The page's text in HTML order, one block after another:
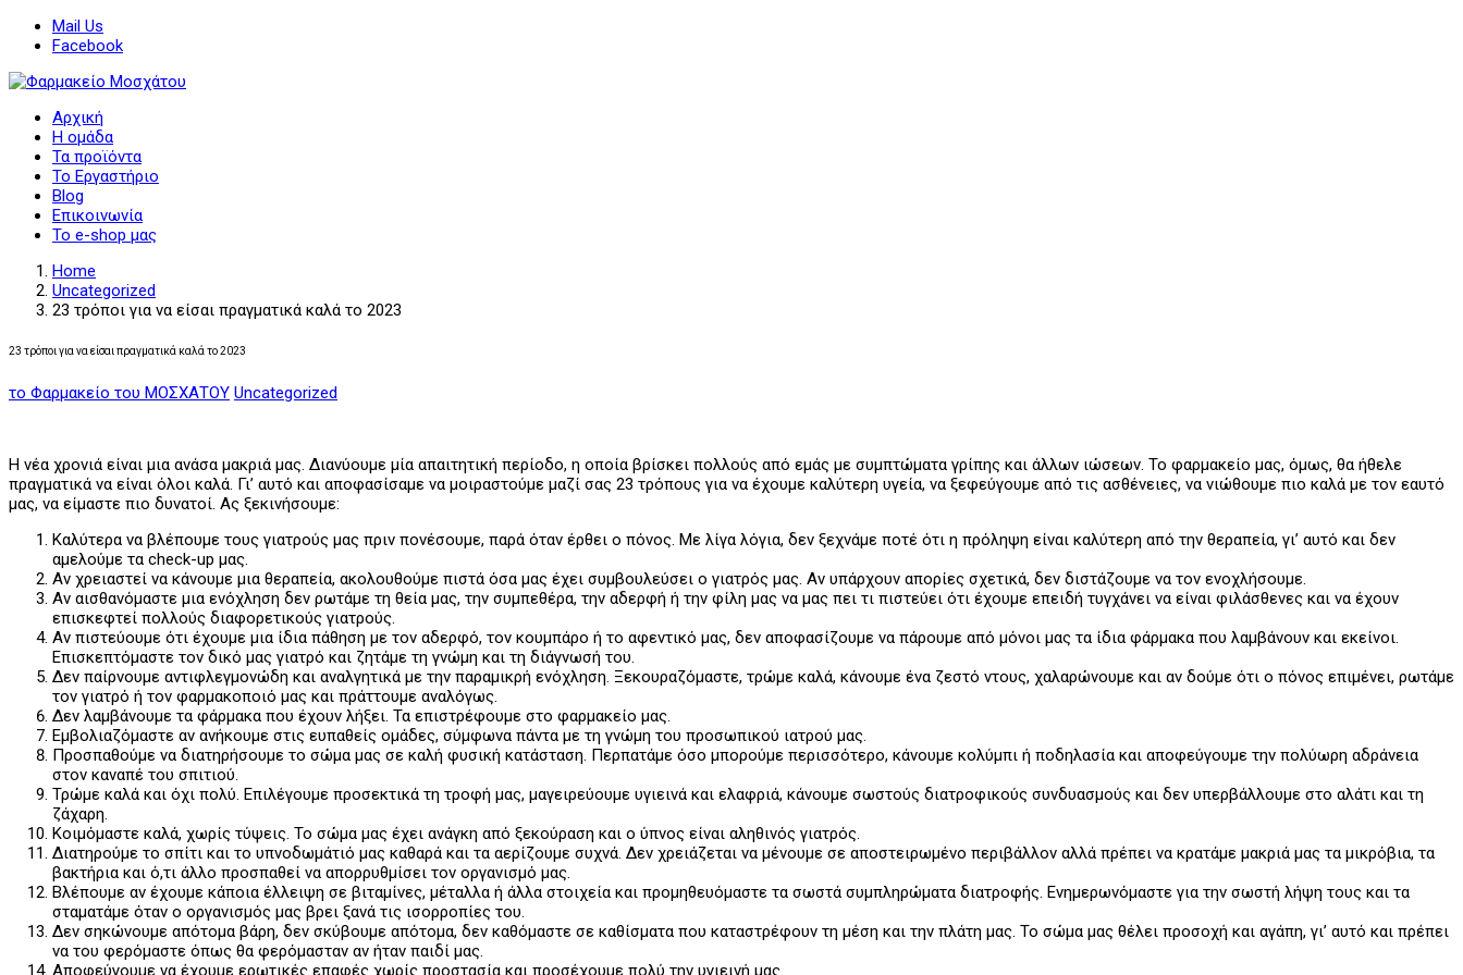
Mail Us
Facebook
Αρχική
Η ομάδα
Τα προϊόντα
Το Εργαστήριο
Blog
Επικοινωνία
Το e-shop μας
Home
Uncategorized
23 τρόποι για να είσαι πραγματικά καλά το 2023
23 τρόποι για να είσαι πραγματικά καλά το 2023
το Φαρμακείο του ΜΟΣΧΑΤΟΥ Uncategorized
Η νέα χρονιά είναι μια ανάσα μακριά μας. Διανύουμε μία απαιτητική περίοδο, η οποία βρίσκει πολλούς από εμάς με συμπτώματα γρίπης και άλλων ιώσεων. Το φαρμακείο μας, όμως, θα ήθελε
πραγματικά να είναι όλοι καλά. Γι’ αυτό και αποφασίσαμε να μοιραστούμε μαζί σας 23 τρόπους για να έχουμε καλύτερη υγεία, να ξεφεύγουμε από τις ασθένειες, να νιώθουμε πιο καλά με τον εαυτό
μας, να είμαστε πιο δυνατοί. Ας ξεκινήσουμε:
Καλύτερα να βλέπουμε τους γιατρούς μας πριν πονέσουμε, παρά όταν έρθει ο πόνος. Με λίγα λόγια, δεν ξεχνάμε ποτέ ότι η πρόληψη είναι καλύτερη από την θεραπεία, γι’ αυτό και δεν
αμελούμε τα check-up μας.
Αν χρειαστεί να κάνουμε μια θεραπεία, ακολουθούμε πιστά όσα μας έχει συμβουλεύσει ο γιατρός μας. Αν υπάρχουν απορίες σχετικά, δεν διστάζουμε να τον ενοχλήσουμε.
Αν αισθανόμαστε μια ενόχληση δεν ρωτάμε τη θεία μας, την συμπεθέρα, την αδερφή ή την φίλη μας να μας πει τι πιστεύει ότι έχουμε επειδή τυγχάνει να είναι φιλάσθενες και να έχουν
επισκεφτεί πολλούς διαφορετικούς γιατρούς.
Αν πιστεύουμε ότι έχουμε μια ίδια πάθηση με τον αδερφό, τον κουμπάρο ή το αφεντικό μας, δεν αποφασίζουμε να πάρουμε από μόνοι μας τα ίδια φάρμακα που λαμβάνουν και εκείνοι.
Επισκεπτόμαστε τον δικό μας γιατρό και ζητάμε τη γνώμη και τη διάγνωσή του.
Δεν παίρνουμε αντιφλεγμονώδη και αναλγητικά με την παραμικρή ενόχληση. Ξεκουραζόμαστε, τρώμε καλά, κάνουμε ένα ζεστό ντους, χαλαρώνουμε και αν δούμε ότι ο πόνος επιμένει, ρωτάμε
τον γιατρό ή τον φαρμακοποιό μας και πράττουμε αναλόγως.
Δεν λαμβάνουμε τα φάρμακα που έχουν λήξει. Τα επιστρέφουμε στο φαρμακείο μας.
Εμβολιαζόμαστε αν ανήκουμε στις ευπαθείς ομάδες, σύμφωνα πάντα με τη γνώμη του προσωπικού ιατρού μας.
Προσπαθούμε να διατηρήσουμε το σώμα μας σε καλή φυσική κατάσταση. Περπατάμε όσο μπορούμε περισσότερο, κάνουμε κολύμπι ή ποδηλασία και αποφεύγουμε την πολύωρη αδράνεια
στον καναπέ του σπιτιού.
Τρώμε καλά και όχι πολύ. Επιλέγουμε προσεκτικά τη τροφή μας, μαγειρεύουμε υγιεινά και ελαφριά, κάνουμε σωστούς διατροφικούς συνδυασμούς και δεν υπερβάλλουμε στο αλάτι και τη
ζάχαρη.
Κοιμόμαστε καλά, χωρίς τύψεις. Το σώμα μας έχει ανάγκη από ξεκούραση και ο ύπνος είναι αληθινός γιατρός.
Διατηρούμε το σπίτι και το υπνοδωμάτιό μας καθαρά και τα αερίζουμε συχνά. Δεν χρειάζεται να μένουμε σε αποστειρωμένο περιβάλλον αλλά πρέπει να κρατάμε μακριά μας τα μικρόβια, τα
βακτήρια και ό,τι άλλο προσπαθεί να απορρυθμίσει τον οργανισμό μας.
Βλέπουμε αν έχουμε κάποια έλλειψη σε βιταμίνες, μέταλλα ή άλλα στοιχεία και προμηθευόμαστε τα σωστά συμπληρώματα διατροφής. Ενημερωνόμαστε για την σωστή λήψη τους και τα
σταματάμε όταν ο οργανισμός μας βρει ξανά τις ισορροπίες του.
Δεν σηκώνουμε απότομα βάρη, δεν σκύβουμε απότομα, δεν καθόμαστε σε καθίσματα που καταστρέφουν τη μέση και την πλάτη μας. Το σώμα μας θέλει προσοχή και αγάπη, γι’ αυτό και πρέπει
να του φερόμαστε όπως θα φερόμασταν αν ήταν παιδί μας.
Αποφεύγουμε να έχουμε ερωτικές επαφές χωρίς προστασία και προσέχουμε πολύ την υγιεινή μας.